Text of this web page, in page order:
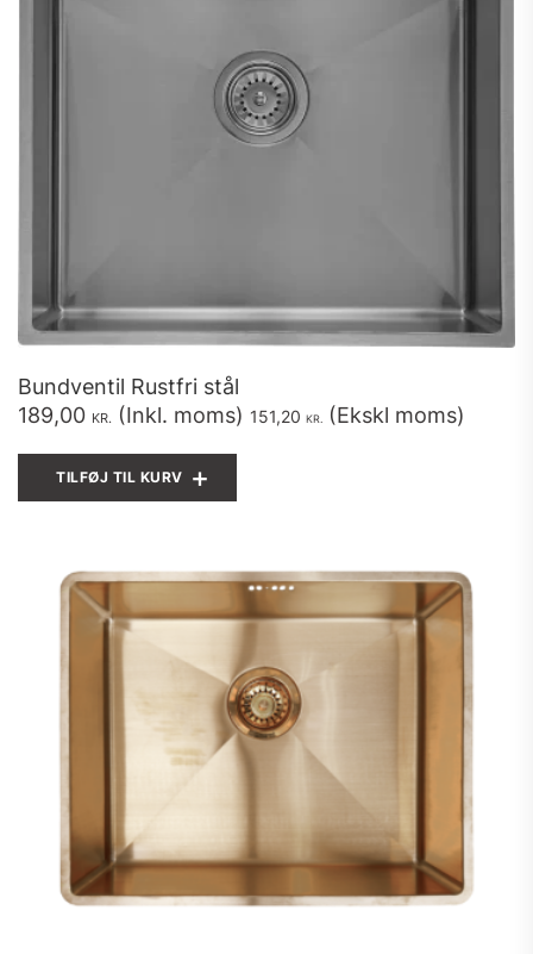
Bundventil Rustfri stål
189,00 KR. (Inkl. moms) 151,20 KR. (Ekskl moms)
TILFØJ TIL KURV